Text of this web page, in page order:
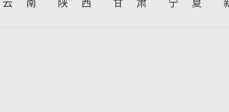
云 南 陕 西 甘 肃 宁 夏